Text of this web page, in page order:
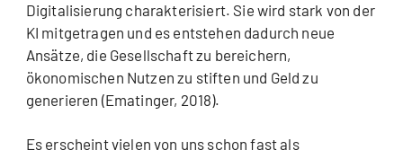
Digitalisierung charakterisiert. Sie wird stark von der
KI mitgetragen und es entstehen dadurch neue
Ansätze, die Gesellschaft zu bereichern,
ökonomischen Nutzen zu stiften und Geld zu
generieren (Ematinger, 2018).
Es erscheint vielen von uns schon fast als